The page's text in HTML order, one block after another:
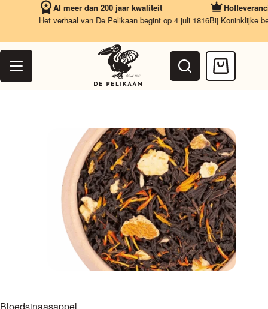
inhoud
Al meer dan 200 jaar kwaliteit
Het verhaal van De Pelikaan begint op 4 juli 1816
Hofleverancier
Bij Koninklijke
Bloedsinaasappel